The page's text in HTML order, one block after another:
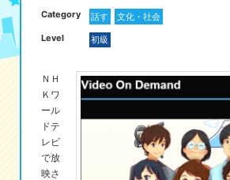
iOSアプリ検索
Androidアプリ検索
eなコレ
eな情報局
Category 話す
文化・社会
Level
初級
ＮＨ
Ｋワ
ール
ドテ
レビ
で放
映さ